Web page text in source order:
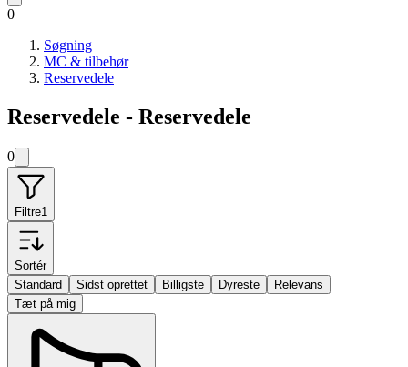
0
Søgning
MC & tilbehør
Reservedele
Reservedele - Reservedele
0
Filtre1
Sortér
Standard
Sidst oprettet Billigste Dyreste
Relevans
Tæt på mig